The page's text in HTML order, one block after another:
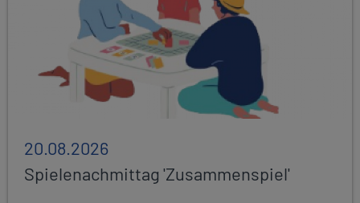
20.08.2026
Spielenachmittag 'Zusammenspiel'